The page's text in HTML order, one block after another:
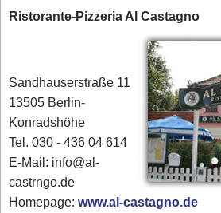
Ristorante-Pizzeria Al Castagno
Sandhauserstraße 11
13505 Berlin-
Konradshöhe
Tel. 030 - 436 04 614
E-Mail: info@al-
castrngo.de
Homepage:www.al-castagno.de